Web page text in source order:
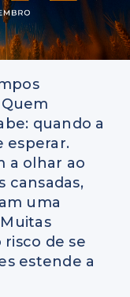
quando a
esperar.
a olhar ao
cansadas,
uma
de se
estende a